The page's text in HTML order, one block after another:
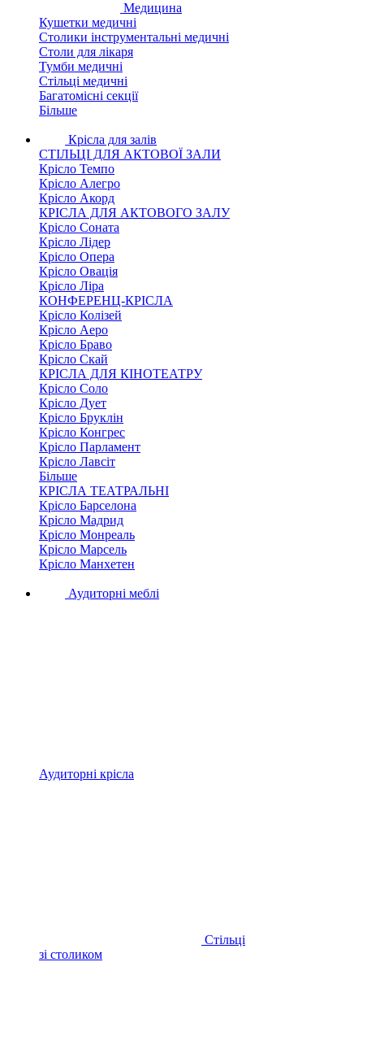
Медицина
Кушетки медичні
Столики інструментальні медичні
Столи для лікаря
Тумби медичні
Стільці медичні
Багатомісні секції
Більше
Крісла для залів
СТІЛЬЦІ ДЛЯ АКТОВОЇ ЗАЛИ
Крісло Темпо
Крісло Алегро
Крісло Акорд
КРІСЛА ДЛЯ АКТОВОГО ЗАЛУ
Крісло Соната
Крісло Лідер
Крісло Опера
Крісло Овація
Крісло Ліра
КОНФЕРЕНЦ-КРІСЛА
Крісло Колізей
Крісло Аеро
Крісло Браво
Крісло Скай
КРІСЛА ДЛЯ КІНОТЕАТРУ
Крісло Соло
Крісло Дует
Крісло Бруклін
Крісло Конгрес
Крісло Парламент
Крісло Лавсіт
Більше
КРІСЛА ТЕАТРАЛЬНІ
Крісло Барселона
Крісло Мадрид
Крісло Монреаль
Крісло Марсель
Крісло Манхетен
Аудиторні меблі
Аудиторні крісла
Стільці
зі столиком